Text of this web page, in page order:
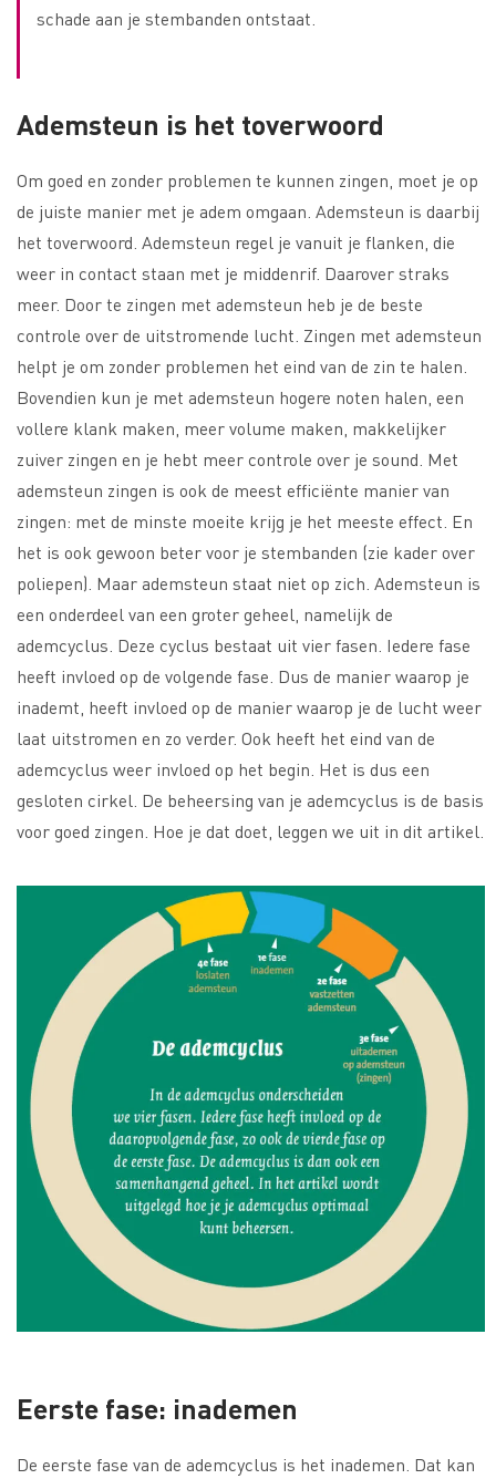
schade aan je stembanden ontstaat.
Ademsteun is het toverwoord
Om goed en zonder problemen te kunnen zingen, moet je op
de juiste manier met je adem omgaan. Ademsteun is daarbij
het toverwoord. Ademsteun regel je vanuit je flanken, die
weer in contact staan met je middenrif. Daarover straks
meer. Door te zingen met ademsteun heb je de beste
controle over de uitstromende lucht. Zingen met ademsteun
helpt je om zonder problemen het eind van de zin te halen.
Bovendien kun je met ademsteun hogere noten halen, een
vollere klank maken, meer volume maken, makkelijker
zuiver zingen en je hebt meer controle over je sound. Met
ademsteun zingen is ook de meest efficiënte manier van
zingen: met de minste moeite krijg je het meeste effect. En
het is ook gewoon beter voor je stembanden (zie kader over
poliepen). Maar ademsteun staat niet op zich. Ademsteun is
een onderdeel van een groter geheel, namelijk de
ademcyclus. Deze cyclus bestaat uit vier fasen. Iedere fase
heeft invloed op de volgende fase. Dus de manier waarop je
inademt, heeft invloed op de manier waarop je de lucht weer
laat uitstromen en zo verder. Ook heeft het eind van de
ademcyclus weer invloed op het begin. Het is dus een
gesloten cirkel. De beheersing van je ademcyclus is de basis
voor goed zingen. Hoe je dat doet, leggen we uit in dit artikel.
Eerste fase: inademen
De eerste fase van de ademcyclus is het inademen. Dat kan